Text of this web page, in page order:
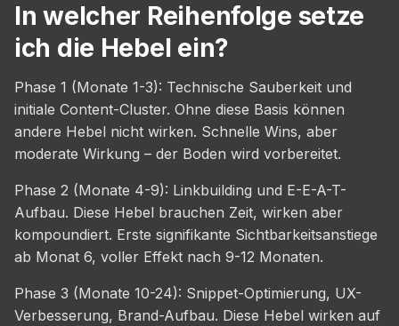
In welcher Reihenfolge setze
ich die Hebel ein?
Phase 1 (Monate 1-3): Technische Sauberkeit und
initiale Content-Cluster. Ohne diese Basis können
andere Hebel nicht wirken. Schnelle Wins, aber
moderate Wirkung – der Boden wird vorbereitet.
Phase 2 (Monate 4-9): Linkbuilding und E-E-A-T-
Aufbau. Diese Hebel brauchen Zeit, wirken aber
kompoundiert. Erste signifikante Sichtbarkeitsanstiege
ab Monat 6, voller Effekt nach 9-12 Monaten.
Phase 3 (Monate 10-24): Snippet-Optimierung, UX-
Verbesserung, Brand-Aufbau. Diese Hebel wirken auf